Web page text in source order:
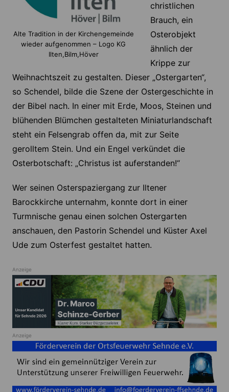
Alte Tradition in der Kirchengemeinde
wieder aufgenommen – Logo KG
Ilten,Bilm,Höver
christlichen
Brauch, ein
Osterobjekt
ähnlich der
Krippe zur
Weihnachtszeit zu gestalten. Dieser „Ostergarten“,
so Schendel, bilde die Szene der Ostergeschichte in
der Bibel nach. In einer mit Erde, Moos, Steinen und
blühenden Blümchen gestalteten Miniaturlandschaft
steht ein Felsengrab offen da, mit zur Seite
gerolltem Stein. Und ein Engel verkündet die
Osterbotschaft: „Christus ist auferstanden!“
Wer seinen Osterspaziergang zur Iltener
Barockkirche unternahm, konnte dort in einer
Turmnische genau einen solchen Ostergarten
anschauen, den Pastorin Schendel und Küster Axel
Ude zum Osterfest gestaltet hatten.
Anzeige
Anzeige